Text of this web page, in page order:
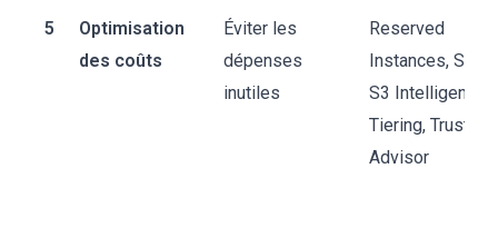
5
Optimisation
des coûts
Éviter les
dépenses
inutiles
Reserved
Instances, Spot,
S3 Intelligent-
Tiering, Trusted
Advisor